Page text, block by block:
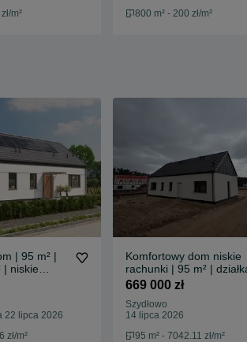
m²
800 m² - 200 zł/m²
|
| niskie
22 lipca 2026
zł/m²
Komfortowy dom niskie
rachunki | 95 m² |
800 m² | niskie rachunki |
669 000 zł
Szydłowo
14 lipca 2026
95 m² - 7042.11 zł/m²